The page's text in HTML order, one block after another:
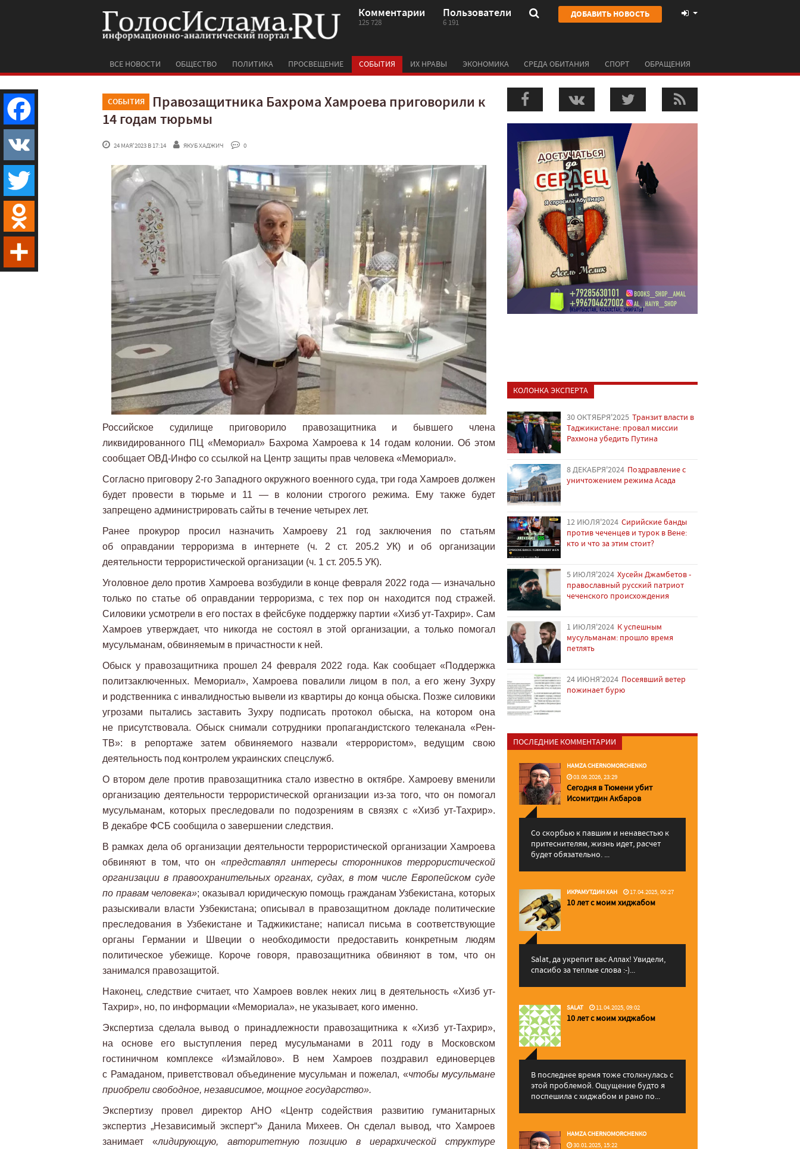
Комментарии
125 728
Пользователи
6 191
ДОБАВИТЬ НОВОСТЬ
ВСЕ НОВОСТИ ОБЩЕСТВО ПОЛИТИКА ПРОСВЕЩЕНИЕ СОБЫТИЯ ИХ НРАВЫ ЭКОНОМИКА СРЕДА ОБИТАНИЯ СПОРТ ОБРАЩЕНИЯ
СОБЫТИЯ
Правозащитника Бахрома Хамроева приговорили к
14 годам тюрьмы
24 МАЯ'2023 В 17:14 ЯКУБ ХАДЖИЧ 0
Российское судилище приговорило правозащитника и бывшего члена
ликвидированного ПЦ «Мемориал» Бахрома Хамроева к 14 годам колонии. Об этом
сообщает ОВД-Инфо со ссылкой на Центр защиты прав человека «Мемориал».
Согласно приговору 2-го Западного окружного военного суда, три года Хамроев должен
будет провести в тюрьме и 11 — в колонии строгого режима. Ему также будет
запрещено администрировать сайты в течение четырех лет.
Ранее прокурор просил назначить Хамроеву 21 год заключения по статьям
об оправдании терроризма в интернете (ч. 2 ст. 205.2 УК) и об организации
деятельности террористической организации (ч. 1 ст. 205.5 УК).
Уголовное дело против Хамроева возбудили в конце февраля 2022 года — изначально
только по статье об оправдании терроризма, с тех пор он находится под стражей.
Силовики усмотрели в его постах в фейсбуке поддержку партии «Хизб ут-Тахрир». Сам
Хамроев утверждает, что никогда не состоял в этой организации, а только помогал
мусульманам, обвиняемым в причастности к ней.
Обыск у правозащитника прошел 24 февраля 2022 года. Как сообщает «Поддержка
политзаключенных. Мемориал», Хамроева повалили лицом в пол, а его жену Зухру
и родственника с инвалидностью вывели из квартиры до конца обыска. Позже силовики
угрозами пытались заставить Зухру подписать протокол обыска, на котором она
не присутствовала. Обыск снимали сотрудники пропагандистского телеканала «Рен-
ТВ»: в репортаже затем обвиняемого назвали «террористом», ведущим свою
деятельность под контролем украинских спецслужб.
О втором деле против правозащитника стало известно в октябре. Хамроеву вменили
организацию деятельности террористической организации из-за того, что он помогал
мусульманам, которых преследовали по подозрениям в связях с «Хизб ут-Тахрир».
В декабре ФСБ сообщила о завершении следствия.
В рамках дела об организации деятельности террористической организации Хамроева
обвиняют в том, что он «представлял интересы сторонников террористической
организации в правоохранительных органах, судах, в том числе Европейском суде
по правам человека»; оказывал юридическую помощь гражданам Узбекистана, которых
разыскивали власти Узбекистана; описывал в правозащитном докладе политические
преследования в Узбекистане и Таджикистане; написал письма в соответствующие
органы Германии и Швеции о необходимости предоставить конкретным людям
политическое убежище. Короче говоря, правозащитника обвиняют в том, что он
занимался правозащитой.
Наконец, следствие считает, что Хамроев вовлек неких лиц в деятельность «Хизб ут-
Тахрир», но, по информации «Мемориала», не указывает, кого именно.
Экспертиза сделала вывод о принадлежности правозащитника к «Хизб ут-Тахрир»,
на основе его выступления перед мусульманами в 2011 году в Московском
гостиничном комплексе «Измайлово». В нем Хамроев поздравил единоверцев
с Рамаданом, приветствовал объединение мусульман и пожелал, «чтобы мусульмане
приобрели свободное, независимое, мощное государство».
Экспертизу провел директор АНО «Центр содействия развитию гуманитарных
экспертиз „Независимый эксперт“» Данила Михеев. Он сделал вывод, что Хамроев
занимает «лидирующую, авторитетную позицию в иерархической структуре
КОЛОНКА ЭКСПЕРТА
30 ОКТЯБРЯ'2025 Транзит власти в
Таджикистане: провал миссии
Рахмона убедить Путина
8 ДЕКАБРЯ'2024 Поздравление с
уничтожением режима Асада
12 ИЮЛЯ'2024 Сирийские банды
против чеченцев и турок в Вене:
кто и что за этим стоит?
5 ИЮЛЯ'2024 Хусейн Джамбетов -
православный русский патриот
чеченского происхождения
1 ИЮЛЯ'2024 К успешным
мусульманам: прошло время
петлять
24 ИЮНЯ'2024 Посеявший ветер
пожинает бурю
ПОСЛЕДНИЕ КОММЕНТАРИИ
HAMZA CHERNOMORCHENKO
03.06.2026, 23:29
Сегодня в Тюмени убит
Исомитдин Акбаров
Со скорбью к павшим и ненавестью к
притеснителям, жизнь идет, расчет
будет обязательно. ...
ИКРАМУТДИН ХАН 17.04.2025, 00:27
10 лет с моим хиджабом
Salat, да укрепит вас Аллаx! Увидели,
спасибо за теплые слова :-)...
SALAT 11.04.2025, 09:02
10 лет с моим хиджабом
В последнее время тоже столкнулась с
этой проблемой. Ощущение будто я
поспешила с хиджабом и рано по...
HAMZA CHERNOMORCHENKO
30.01.2025, 15:22
Facebook
VK
Twitter
Odnoklassniki